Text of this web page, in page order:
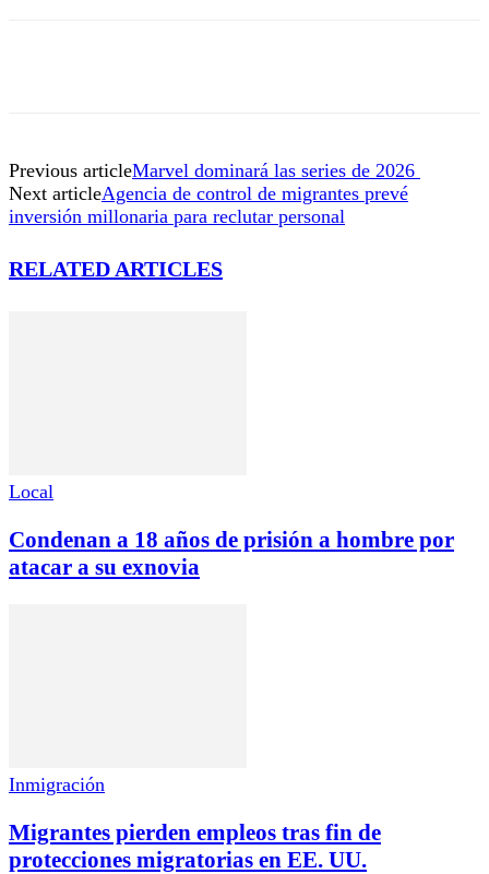
Previous articleMarvel dominará las series de 2026
Next articleAgencia de control de migrantes prevé
inversión millonaria para reclutar personal
RELATED ARTICLES
Local
Condenan a 18 años de prisión a hombre por
atacar a su exnovia
Inmigración
Migrantes pierden empleos tras fin de
protecciones migratorias en EE. UU.